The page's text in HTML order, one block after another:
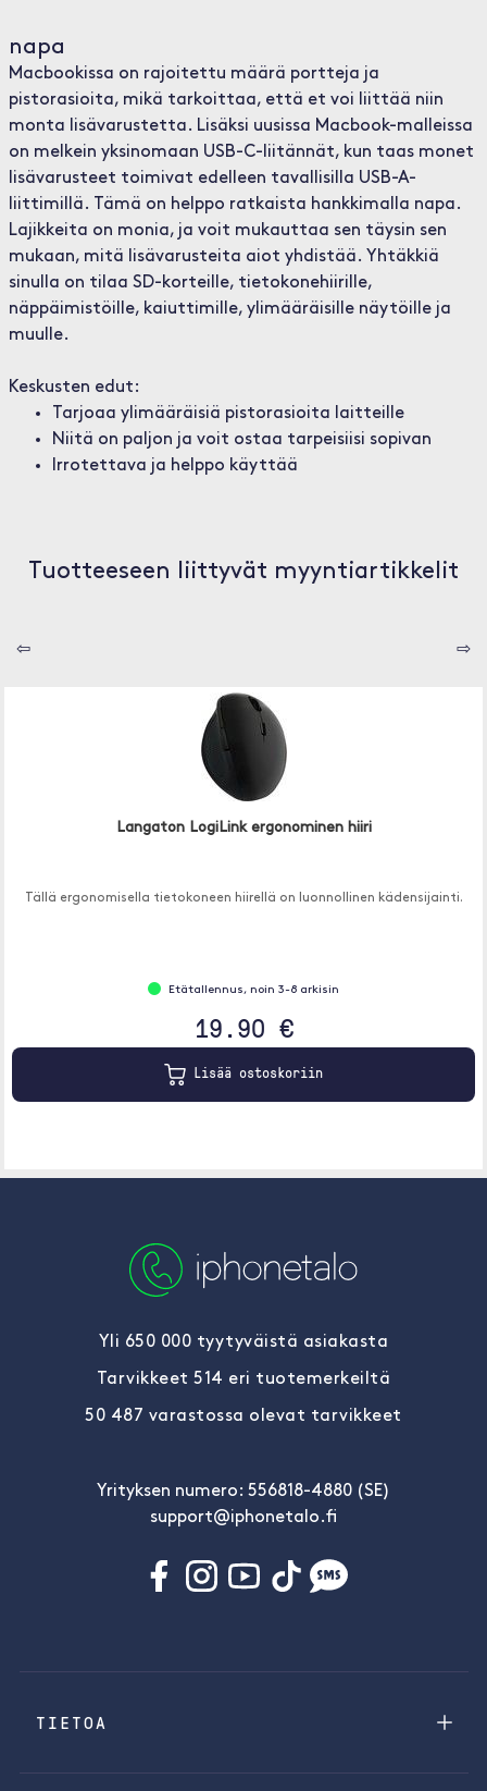
napa
Macbookissa on rajoitettu määrä portteja ja
pistorasioita, mikä tarkoittaa, että et voi liittää niin
monta lisävarustetta. Lisäksi uusissa Macbook-malleissa
on melkein yksinomaan USB-C-liitännät, kun taas monet
lisävarusteet toimivat edelleen tavallisilla USB-A-
liittimillä. Tämä on helppo ratkaista hankkimalla napa.
Lajikkeita on monia, ja voit mukauttaa sen täysin sen
mukaan, mitä lisävarusteita aiot yhdistää. Yhtäkkiä
sinulla on tilaa SD-korteille, tietokonehiirille,
näppäimistöille, kaiuttimille, ylimääräisille näytöille ja
muulle.
Keskusten edut:
Tarjoaa ylimääräisiä pistorasioita laitteille
Niitä on paljon ja voit ostaa tarpeisiisi sopivan
Irrotettava ja helppo käyttää
Tuotteeseen liittyvät myyntiartikkelit
⇦ ⇨
Langaton LogiLink ergonominen hiiri
Tällä ergonomisella tietokoneen hiirellä on luonnollinen kädensijainti.
Etätallennus, noin 3-8 arkisin
19.90 €
Lisää ostoskoriin
Yli 650 000 tyytyväistä asiakasta
Tarvikkeet 514 eri tuotemerkeiltä
50 487 varastossa olevat tarvikkeet
Yrityksen numero: 556818-4880 (SE)
support@iphonetalo.fi
TIETOA